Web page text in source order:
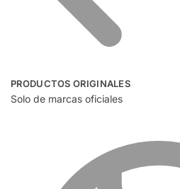
PRODUCTOS ORIGINALES
Solo de marcas oficiales